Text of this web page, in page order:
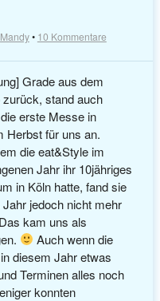
Mandy• 10 Kommentare
Grade aus dem
zurück, stand auch
erste Messe in
Herbst für uns an.
die eat&Style im
Jahr ihr 10jähriges
in Köln hatte, fand sie
jedoch nicht mehr
kam uns als
Auch wenn die
diesem Jahr etwas
Terminen alles noch
konnten